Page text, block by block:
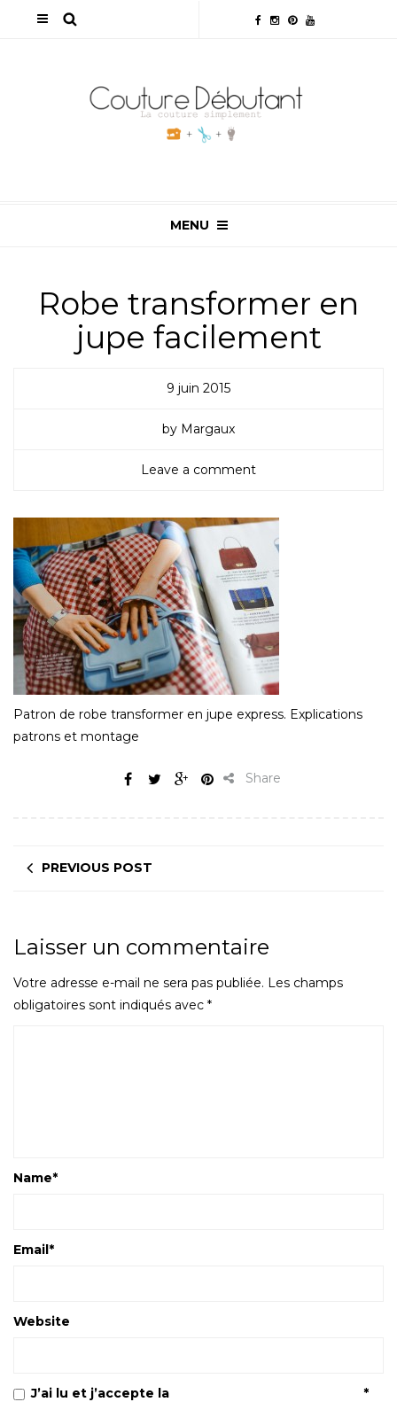
MENU
Robe transformer en
jupe facilement
9 juin 2015
by Margaux
Leave a comment
Patron de robe transformer en jupe express. Explications
patrons et montage
Share
PREVIOUS POST
Laisser un commentaire
Votre adresse e-mail ne sera pas publiée. Les champs
obligatoires sont indiqués avec *
Name*
Email*
Website
J’ai lu et j’accepte la *